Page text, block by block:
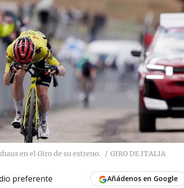
en el Giro de su estreno. GIRO DE ITALIA
preferente Añádenos en Google